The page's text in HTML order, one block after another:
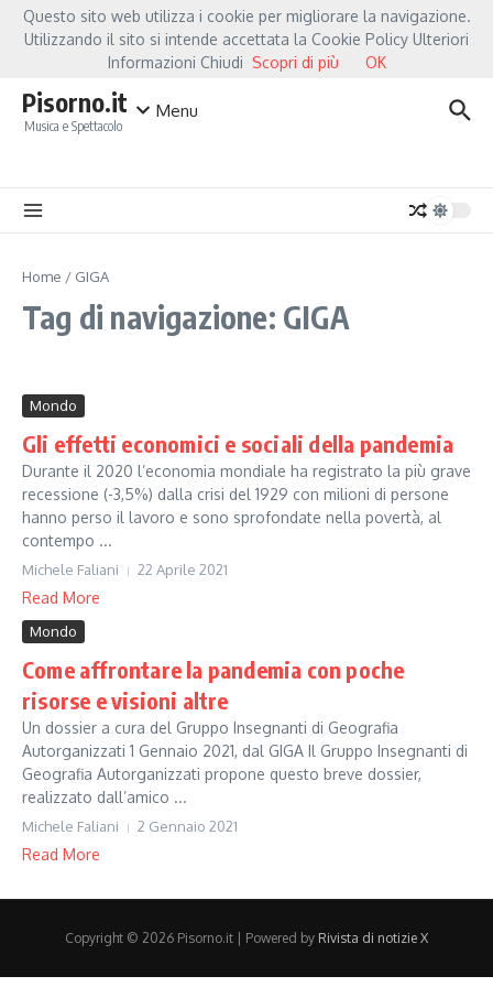
Salta al contenuto
Hot NewsFiorella Mannoia, a Capannori nasce “Anime Salve”: la data zero è
Pisorno.it
Musica e Spettacolo
Menu
Home / GIGA
Tag di navigazione: GIGA
Mondo
Gli effetti economici e sociali della pandemia
Durante il 2020 l’economia mondiale ha registrato la più grave
recessione (-3,5%) dalla crisi del 1929 con milioni di persone
hanno perso il lavoro e sono sprofondate nella povertà, al
contempo ...
Michele Faliani 22 Aprile 2021
Read More
Mondo
Come affrontare la pandemia con poche
risorse e visioni altre
Un dossier a cura del Gruppo Insegnanti di Geografia
Autorganizzati 1 Gennaio 2021, dal GIGA Il Gruppo Insegnanti di
Geografia Autorganizzati propone questo breve dossier,
realizzato dall’amico ...
Michele Faliani 2 Gennaio 2021
Read More
Copyright © 2026 Pisorno.it | Powered by Rivista di notizie X
Questo sito web utilizza i cookie per migliorare la navigazione.
Utilizzando il sito si intende accettata la Cookie Policy Ulteriori
Informazioni Chiudi Scopri di più OK